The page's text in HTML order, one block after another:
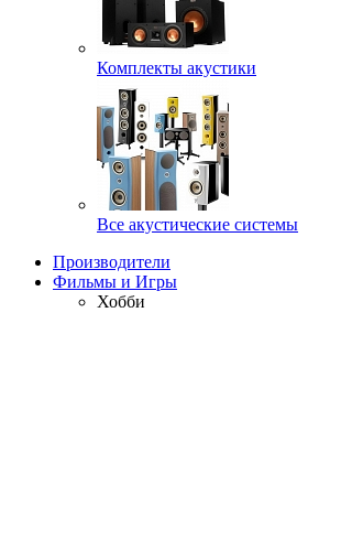
Комплекты акустики
Все акустические системы
Производители
Фильмы и Игры
Хобби